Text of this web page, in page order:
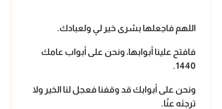
اللهم فاجعلها بشرى خير لي ولعبادك.
فافتح علينا أبوابها، ونحن على أبواب عامك
1440.
ونحن على أبوابك قد وقفنا فعجل لنا الخير ولا
ترجئه عنّا.